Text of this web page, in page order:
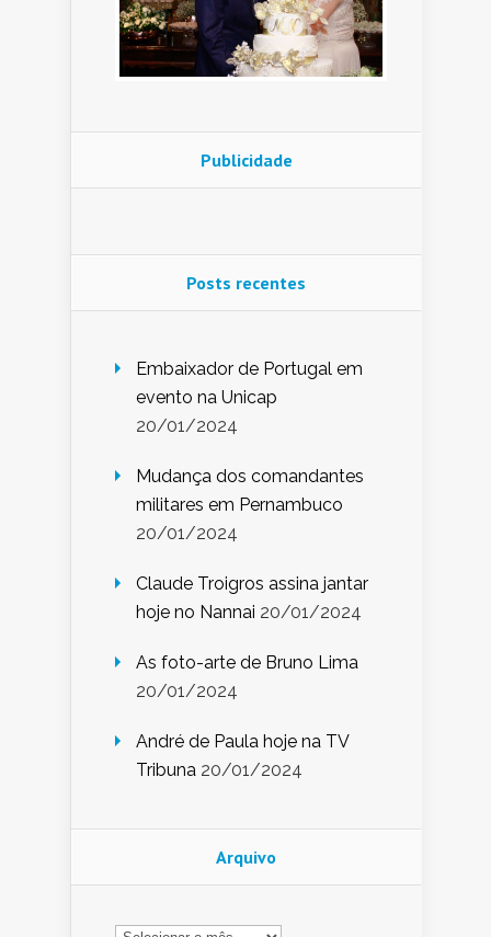
Publicidade
Posts recentes
Embaixador de Portugal em
evento na Unicap
20/01/2024
Mudança dos comandantes
militares em Pernambuco
20/01/2024
Claude Troigros assina jantar
hoje no Nannai 20/01/2024
As foto-arte de Bruno Lima
20/01/2024
André de Paula hoje na TV
Tribuna 20/01/2024
Arquivo
Arquivo